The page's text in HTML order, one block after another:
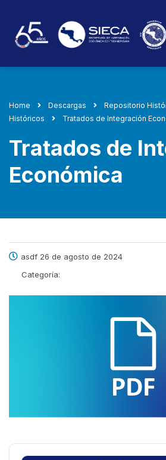
Home Descargas Repositorio
Históricos
Tratados de Integración
Tratados de
Económica
asdf 26 de agosto de 2024
Categoría: